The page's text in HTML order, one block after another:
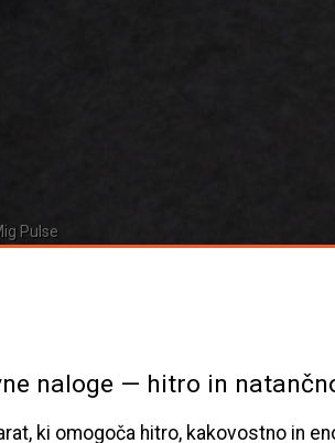
Pulse
naloge — hitro in
ki omogoča hitro, kakovostno in